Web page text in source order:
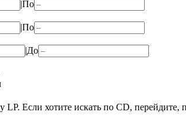
|По
|По
|До
LP. Если хотите искать по CD, перейдите,